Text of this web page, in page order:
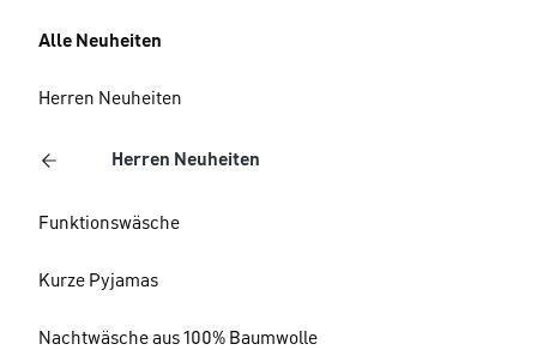
Alle Neuheiten
Herren Neuheiten
Herren Neuheiten
Funktionswäsche
Kurze Pyjamas
Nachtwäsche aus 100% Baumwolle